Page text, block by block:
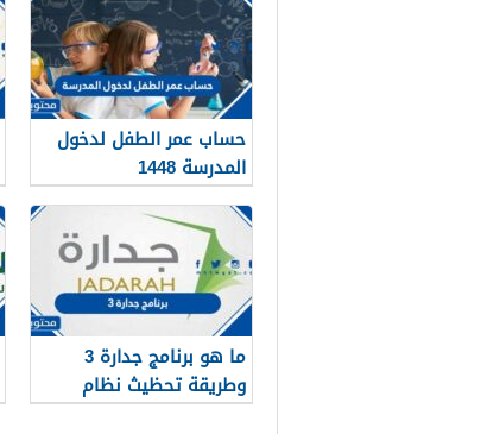
حساب عمر الطفل لدخول
المدرسة 1448
ما هو برنامج جدارة 3
وطريقة تحظيث نظام
جداره 1448